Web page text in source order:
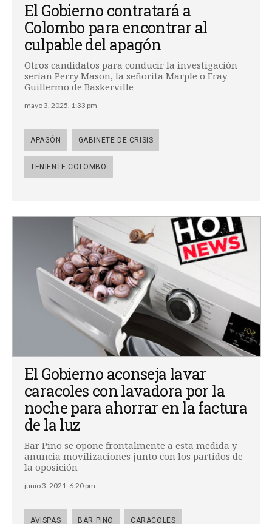
El Gobierno contratará a
Colombo para encontrar al
culpable del apagón
Otros candidatos para conducir la investigación
serían Perry Mason, la señorita Marple o Fray
Guillermo de Baskerville
mayo 3, 2025, 1:33 pm
APAGÓN GABINETE DE CRISIS
TENIENTE COLOMBO
El Gobierno aconseja lavar
caracoles con lavadora por la
noche para ahorrar en la factura
de la luz
Bar Pino se opone frontalmente a esta medida y
anuncia movilizaciones junto con los partidos de
la oposición
junio 3, 2021, 6:20 pm
AVISPAS BAR PINO CARACOLES